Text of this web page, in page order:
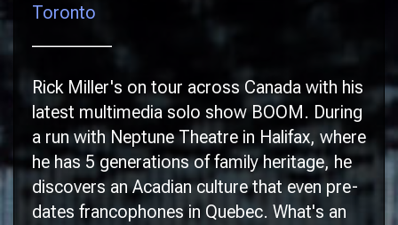
Toronto
Rick Miller's on tour across Canada with his
latest multimedia solo showBOOM. During
a run with Neptune Theatre in Halifax, where
he has 5 generations of family heritage, he
discovers an Acadian culture that even pre-
dates francophones in Quebec. What's an